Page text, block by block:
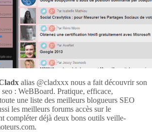
alias @cladxxx nous a fait découvrir son
: WeBBoard. Pratique, efficace,
une liste des meilleurs blogueurs SEO
les meilleurs forums accès sur le
compléter déjà deux bons outils veille-